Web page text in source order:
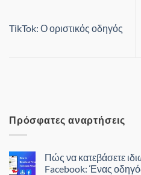
TikTok: Ο οριστικός οδηγός
Πρόσφατες αναρτήσεις
Πώς να κατεβάσετε
Facebook: Ένας